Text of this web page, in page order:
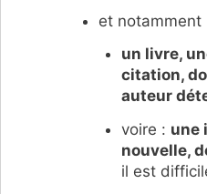
et notamment
un livre,
citation,
auteur
voire : une
nouvelle,
il est